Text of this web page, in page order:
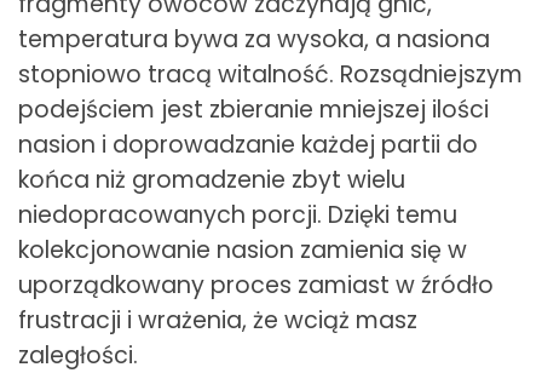
temperatura bywa za wysoka, a nasiona
stopniowo tracą witalność. Rozsądniejszym
podejściem jest zbieranie mniejszej ilości
nasion i doprowadzanie każdej partii do
końca niż gromadzenie zbyt wielu
niedopracowanych porcji. Dzięki temu
kolekcjonowanie nasion zamienia się w
uporządkowany proces zamiast w źródło
frustracji i wrażenia, że wciąż masz
zaległości.